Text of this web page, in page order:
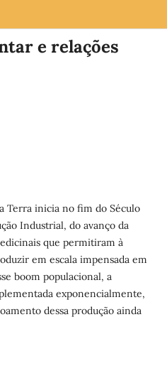
e relações
Terra inicia no fim do Século
Industrial, do avanço da
que permitiram à
em escala impensada em
boom populacional, a
exponencialmente,
dessa produção ainda